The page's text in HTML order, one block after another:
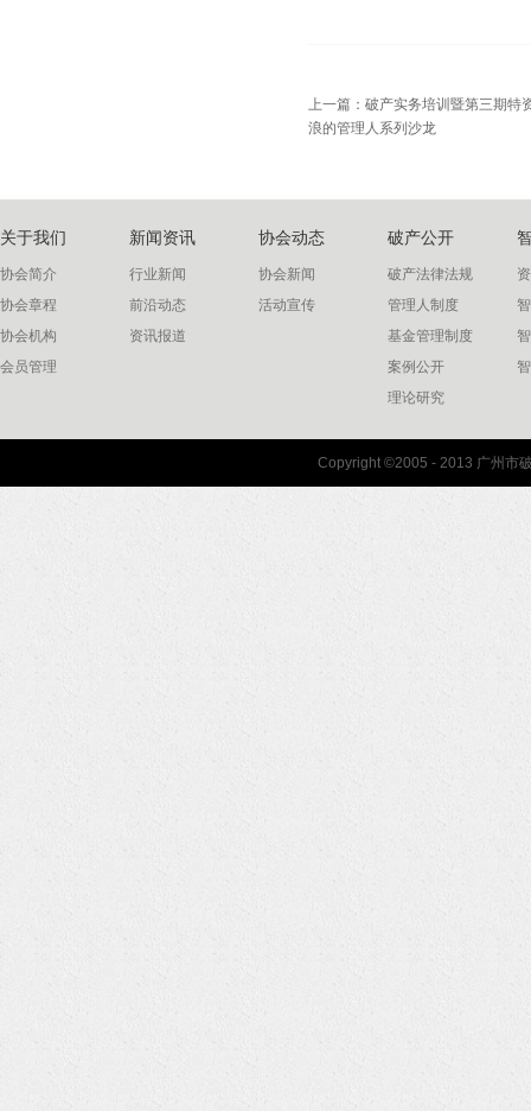
上一篇： 破产实务培训暨第三期特
浪的管理人系列沙龙
关于我们
协会简介
协会章程
协会机构
会员管理
新闻资讯
行业新闻
前沿动态
资讯报道
协会动态
协会新闻
活动宣传
破产公开
破产法律法规
管理人制度
基金管理制度
案例公开
理论研究
联系我们
Copyright ©2005 - 2013 广州市